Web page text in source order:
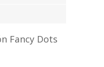
Fancy Dots